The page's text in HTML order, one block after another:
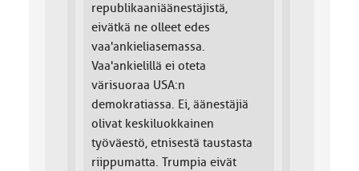
republikaaniäänestäjistä,
eivätkä ne olleet edes
vaa'ankieliasemassa.
Vaa'ankielillä ei oteta
värisuoraa USA:n
demokratiassa. Ei, äänestäjiä
olivat keskiluokkainen
työväestö, etnisestä taustasta
riippumatta. Trumpia eivät